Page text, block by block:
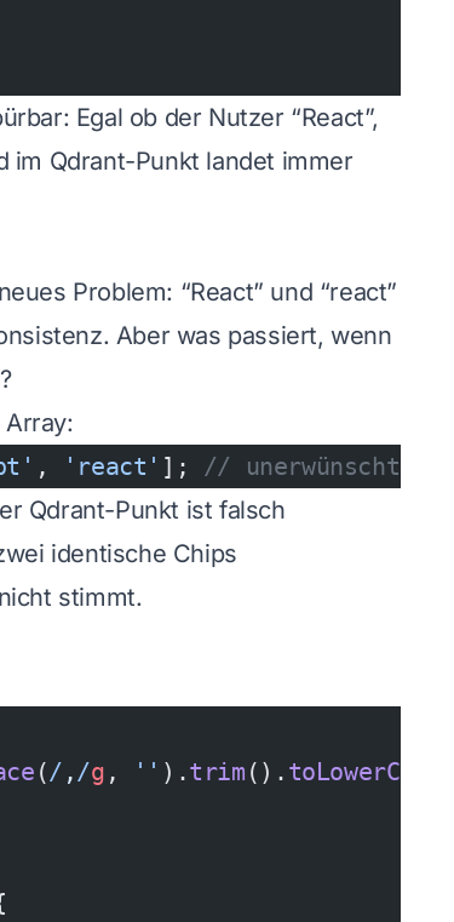
Egal ob der Nutzer “React”,
im Qdrant-Punkt landet immer
Problem: “React” und “react”
Aber was passiert, wenn
, 'react' ]; // unerwünscht
Qdrant-Punkt ist falsch
identische Chips
stimmt.
(/ ,/g , '' ).trim (). toLowerCase